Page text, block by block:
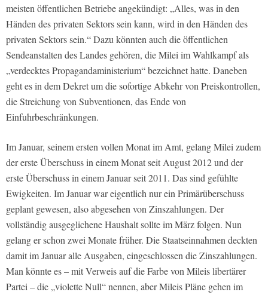
meisten öffentlichen Betriebe angekündigt: „Alles, was in den
Händen des privaten Sektors sein kann, wird in den Händen des
privaten Sektors sein.“ Dazu könnten auch die öffentlichen
Sendeanstalten des Landes gehören, die Milei im Wahlkampf als
„verdecktes Propagandaministerium“ bezeichnet hatte. Daneben
geht es in dem Dekret um die sofortige Abkehr von Preiskontrollen,
die Streichung von Subventionen, das Ende von
Einfuhrbeschränkungen.
Im Januar, seinem ersten vollen Monat im Amt, gelang Milei zudem
der erste Überschuss in einem Monat seit August 2012 und der
erste Überschuss in einem Januar seit 2011. Das sind gefühlte
Ewigkeiten. Im Januar war eigentlich nur ein Primärüberschuss
geplant gewesen, also abgesehen von Zinszahlungen. Der
vollständig ausgeglichene Haushalt sollte im März folgen. Nun
gelang er schon zwei Monate früher. Die Staatseinnahmen deckten
damit im Januar alle Ausgaben, eingeschlossen die Zinszahlungen.
Man könnte es – mit Verweis auf die Farbe von Mileis libertärer
Partei – die „violette Null“ nennen, aber Mileis Pläne gehen im